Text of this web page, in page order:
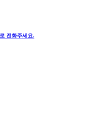
로 전화주세요.